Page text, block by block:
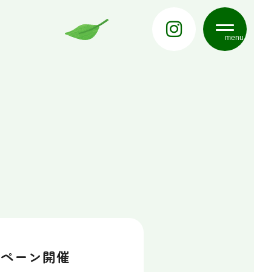
menu
ーン開催